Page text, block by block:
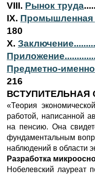
VIII. Рынок труда
IX. Промышленная
180
X.
Предметно-
216
ВСТУПИТЕЛЬНАЯ
«Теория
работой, написанной
на пенсию. Она
фундаментальным
наблюдений в области
Разработка
Нобелевский лауреат